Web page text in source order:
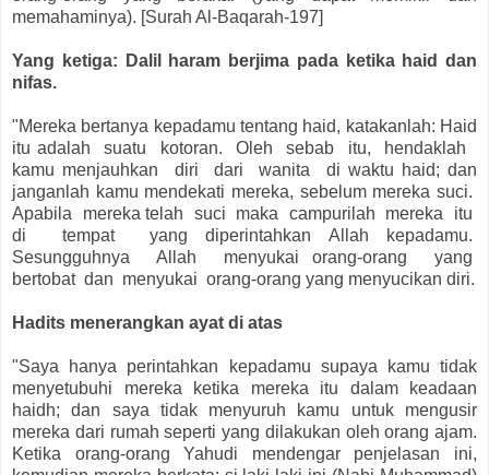
memahaminya). [Surah Al-Baqarah-197]
Yang ketiga: Dalil haram berjima pada ketika haid dan
nifas.
"Mereka bertanya kepadamu tentang haid, katakanlah: Haid
itu adalah suatu kotoran. Oleh sebab itu, hendaklah
kamu menjauhkan diri dari wanita di waktu haid; dan
janganlah kamu mendekati mereka, sebelum mereka suci.
Apabila mereka telah suci maka campurilah mereka itu
di tempat yang diperintahkan Allah kepadamu.
Sesungguhnya Allah menyukai orang-orang yang
bertobat dan menyukai orang-orang yang menyucikan diri.
Hadits menerangkan ayat di atas
"Saya hanya perintahkan kepadamu supaya kamu tidak
menyetubuhi mereka ketika mereka itu dalam keadaan
haidh; dan saya tidak menyuruh kamu untuk mengusir
mereka dari rumah seperti yang dilakukan oleh orang ajam.
Ketika orang-orang Yahudi mendengar penjelasan ini,